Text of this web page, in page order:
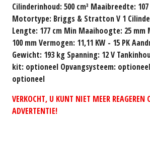
Cilinderinhoud: 500 cm³ Maaibreedte:
Motortype: Briggs & Stratton V 1
Lengte: 177 cm Min Maaihoogte: 25
100 mm Vermogen: 11,11 KW - 15 PK
Gewicht: 193 kg Spanning: 12 V
kit: optioneel Opvangsysteem:
optioneel
VERKOCHT, U KUNT NIET MEER REAGEREN
ADVERTENTIE!